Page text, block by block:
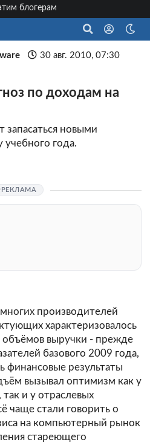
блогерам
30 авг. 2010, 07:30
по доходам на
запасаться новыми
года.
РЕКЛАМА
производителей
характеризовалось
выручки - прежде
базового 2009 года,
финансовые результаты
вызывал оптимизм как у
и у отраслевых
чаще стали говорить о
на компьютерный рынок
стареющего